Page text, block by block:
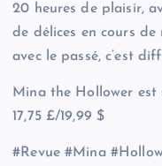
20 heures de plaisir,
de délices en cours de
avec le passé, c’est
Mina the Hollower
17,75 £/19,99 $
#Revue #Mina